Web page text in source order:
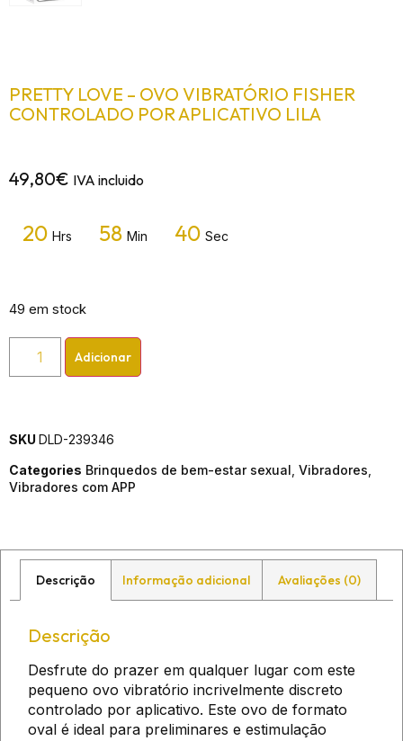
PRETTY LOVE – OVO VIBRATÓRIO FISHER
CONTROLADO POR APLICATIVO LILA
49,80€ IVA incluido
20 Hrs 58 Min 40 Sec
49 em stock
Adicionar
SKU DLD-239346
Categories Brinquedos de bem-estar sexual Vibradores
Vibradores com APP
Descrição Informação adicional Avaliações (0)
Descrição
Desfrute do prazer em qualquer lugar com este
pequeno ovo vibratório incrivelmente discreto
controlado por aplicativo. Este ovo de formato
oval é ideal para preliminares e estimulação